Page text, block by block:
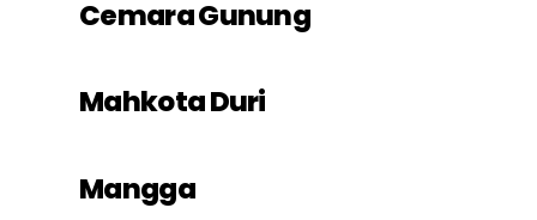
Cemara Gunung
Mahkota Duri
Mangga